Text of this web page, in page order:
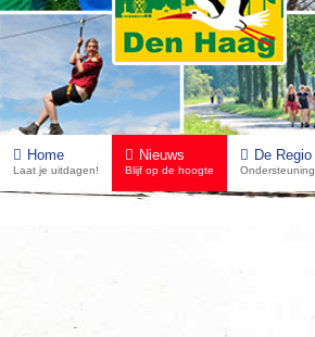
Home
Laat je uitdagen!
Nieuws
Blijf op de hoogte
De Regio
Ondersteuning
Gepubliceerd: vrijdag 13 oktober 2023 10:16